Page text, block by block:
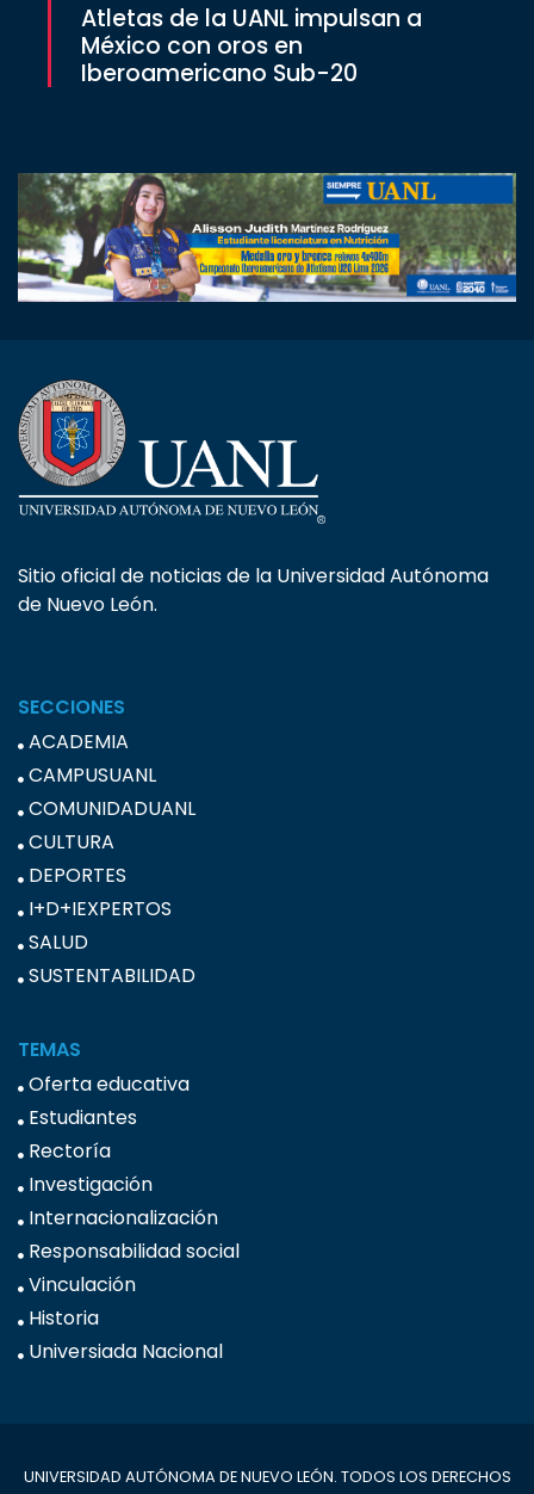
Atletas de la UANL impulsan a
México con oros en
Iberoamericano Sub-20
Sitio oficial de noticias de la Universidad Autónoma
de Nuevo León.
SECCIONES
ACADEMIA
CAMPUSUANL
COMUNIDADUANL
CULTURA
DEPORTES
I+D+IEXPERTOS
SALUD
SUSTENTABILIDAD
TEMAS
Oferta educativa
Estudiantes
Rectoría
Investigación
Internacionalización
Responsabilidad social
Vinculación
Historia
Universiada Nacional
UNIVERSIDAD AUTÓNOMA DE NUEVO LEÓN. TODOS LOS DERECHOS